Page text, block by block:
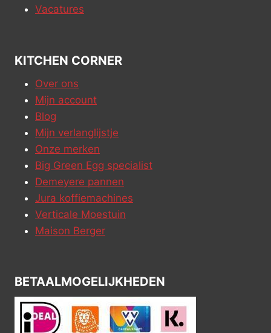
Vacatures
KITCHEN CORNER
Over ons
Mijn account
Blog
Mijn verlanglijstje
Onze merken
Big Green Egg specialist
Demeyere pannen
Jura koffiemachines
Verticale Moestuin
Maison Berger
BETAALMOGELIJKHEDEN